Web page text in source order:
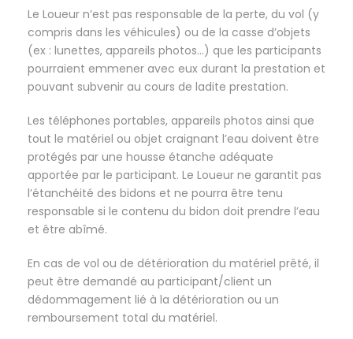
Le Loueur n’est pas responsable de la perte, du vol (y
compris dans les véhicules) ou de la casse d’objets
(ex : lunettes, appareils photos…) que les participants
pourraient emmener avec eux durant la prestation et
pouvant subvenir au cours de ladite prestation.
Les téléphones portables, appareils photos ainsi que
tout le matériel ou objet craignant l’eau doivent être
protégés par une housse étanche adéquate
apportée par le participant. Le Loueur ne garantit pas
l’étanchéité des bidons et ne pourra être tenu
responsable si le contenu du bidon doit prendre l’eau
et être abîmé.
En cas de vol ou de détérioration du matériel prêté, il
peut être demandé au participant/client un
dédommagement lié à la détérioration ou un
remboursement total du matériel.